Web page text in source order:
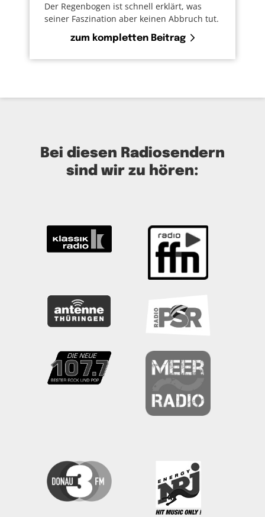
Der Regenbogen ist schnell erklärt, was
seiner Faszination aber keinen Abbruch tut.
zum kompletten Beitrag
Bei diesen Radiosendern
sind wir zu hören: